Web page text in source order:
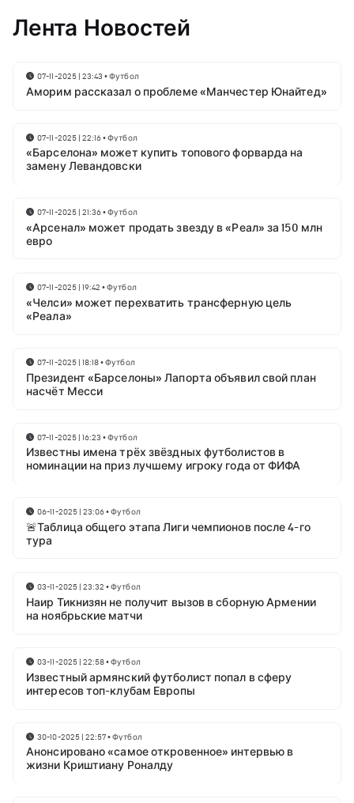
Лента Новостей
07-11-2025 | 23:43 •Футбол
Аморим рассказал о проблеме «Манчестер Юнайтед»
07-11-2025 | 22:16•Футбол
«Барселона» может купить топового форварда на
замену Левандовски
07-11-2025 | 21:36•Футбол
«Арсенал» может продать звезду в «Реал» за 150 млн
евро
07-11-2025 | 19:42 •Футбол
«Челси» может перехватить трансферную цель
«Реала»
07-11-2025 | 18:18•Футбол
Президент «Барселоны» Лапорта объявил свой план
насчёт Месси
07-11-2025 | 16:23 •Футбол
Известны имена трёх звёздных футболистов в
номинации на приз лучшему игроку года от ФИФА
06-11-2025 | 23:06•Футбол
🚨Таблица общего этапа Лиги чемпионов после 4-го
тура
03-11-2025 | 23:32 •Футбол
Наир Тикнизян не получит вызов в сборную Армении
на ноябрьские матчи
03-11-2025 | 22:58•Футбол
Известный армянский футболист попал в сферу
интересов топ-клубам Европы
30-10-2025 | 22:57•Футбол
Анонсировано «самое откровенное» интервью в
жизни Криштиану Роналду